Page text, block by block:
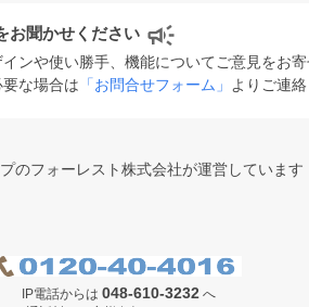
お聞かせください
ンや使い勝手、機能についてご意見をお寄
な場合は 「お問合せフォーム」 よりご連絡
のフォーレスト株式会社が運営しています
IP電話からは 048-610-3232 へ